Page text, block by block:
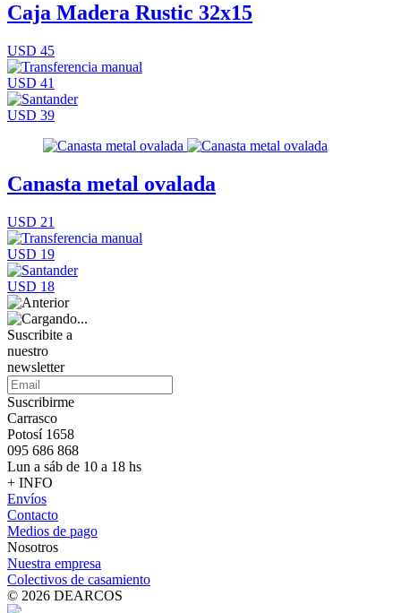
Caja Madera Rustic 32x15
USD 45
USD 41
USD 39
Canasta metal ovalada
USD 21
USD 19
USD 18
Suscribite a
nuestro
newsletter
Suscribirme
Carrasco
Potosí 1658
095 686 868
Lun a sáb de 10 a 18 hs
+ INFO
Envíos
Contacto
Medios de pago
Nosotros
Nuestra empresa
Colectivos de casamiento
© 2026 DEARCOS